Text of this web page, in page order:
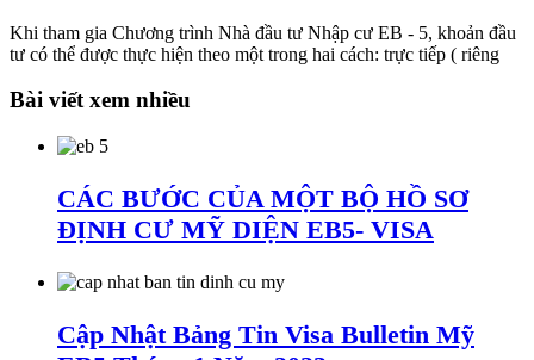
Khi tham gia Chương trình Nhà đầu tư Nhập cư EB - 5, khoản đầu
tư có thể được thực hiện theo một trong hai cách: trực tiếp ( riêng
Bài viết xem nhiều
CÁC BƯỚC CỦA MỘT BỘ HỒ SƠ
ĐỊNH CƯ MỸ DIỆN EB5- VISA
Cập Nhật Bảng Tin Visa Bulletin Mỹ